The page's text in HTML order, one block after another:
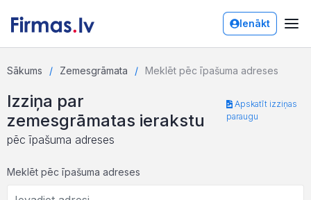
Ienākt
Sākums Zemesgrāmata Meklēt pēc īpašuma adreses
Izziņa par
zemesgrāmatas ierakstu
pēc īpašuma adreses
Apskatīt izziņas
paraugu
Meklēt pēc īpašuma adreses